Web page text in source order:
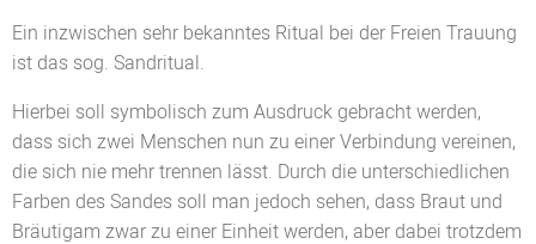
Ein inzwischen sehr bekanntes Ritual bei der Freien Trauung
ist das sog. Sandritual.
Hierbei soll symbolisch zum Ausdruck gebracht werden,
dass sich zwei Menschen nun zu einer Verbindung vereinen,
die sich nie mehr trennen lässt. Durch die unterschiedlichen
Farben des Sandes soll man jedoch sehen, dass Braut und
Bräutigam zwar zu einer Einheit werden, aber dabei trotzdem